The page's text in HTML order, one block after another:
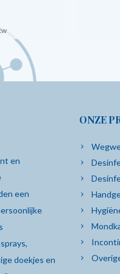
en
een
doekjes en
ONZE